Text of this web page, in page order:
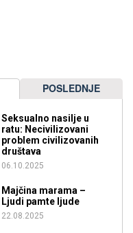
POSLEDNJE
Seksualno nasilje u
ratu: Necivilizovani
problem civilizovanih
društava
06.10.2025
Majčina marama –
Ljudi pamte ljude
22.08.2025